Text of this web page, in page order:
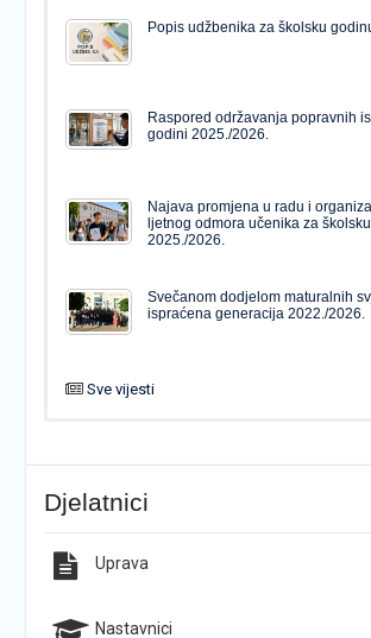
Popis udžbenika za školsku
Raspored održavanja popravnih
godini 2025./2026.
Najava promjena u radu i
ljetnog odmora učenika za
2025./2026.
Svečanom dodjelom maturalnih
ispraćena generacija 2022./2026.
Sve vijesti
Popis udžbenika za školsku
godini 2025./2026.
Natječaj za upis u 1. razred
pravom javnosti
Djelatnici
Uprava
Nastavnici